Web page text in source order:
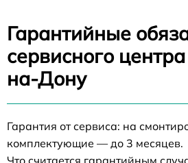
Гарантийные
сервисного
на-Дону
Гарантия от сервиса: на
комплектующие — до 3 месяцев.